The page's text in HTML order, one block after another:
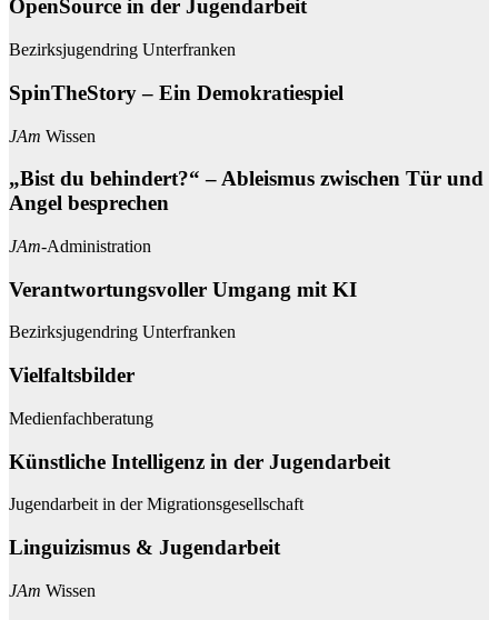
OpenSource in der Jugendarbeit
Bezirksjugendring Unterfranken
SpinTheStory – Ein Demokratiespiel
JAm Wissen
„Bist du behindert?“ – Ableismus zwischen Tür und
Angel besprechen
JAm-Administration
Verantwortungsvoller Umgang mit KI
Bezirksjugendring Unterfranken
Vielfaltsbilder
Medienfachberatung
Künstliche Intelligenz in der Jugendarbeit
Jugendarbeit in der Migrationsgesellschaft
Linguizismus & Jugendarbeit
JAm Wissen